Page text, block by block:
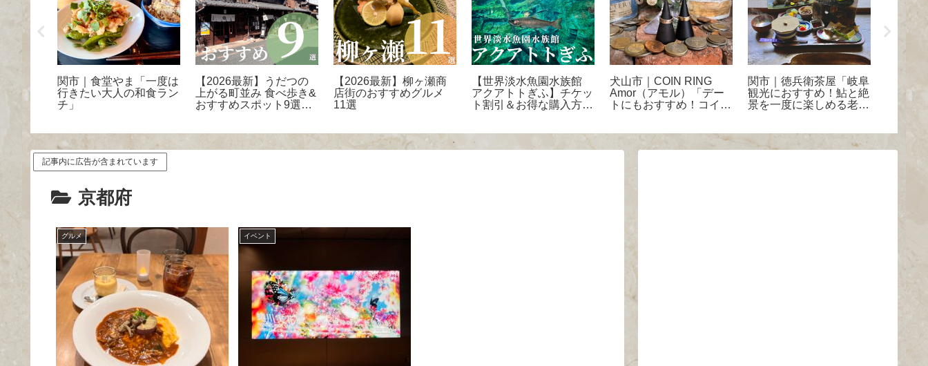
』の
関市｜食堂やま「一度は
行きたい大人の和食ラン
チ」
【2026最新】うだつの
上がる町並み 食べ歩き&
おすすめスポット9選！-
【2026最新】柳ヶ瀬商
店街のおすすめグルメ
11選
【世界淡水魚園水族館
アクアトトぎふ】チケッ
ト割引＆お得な購入方法
犬山市｜COIN RING
Amor（アモル）「デー
トにもおすすめ！コイン
関市｜徳兵衛茶屋「岐阜
観光におすすめ！鮎と絶
景を一度に楽しめる老
人気ド
記事内に広告が含まれています
京都府
グルメ イベント